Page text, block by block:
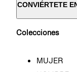
CONVIÉRTETE
Colecciones
MUJER